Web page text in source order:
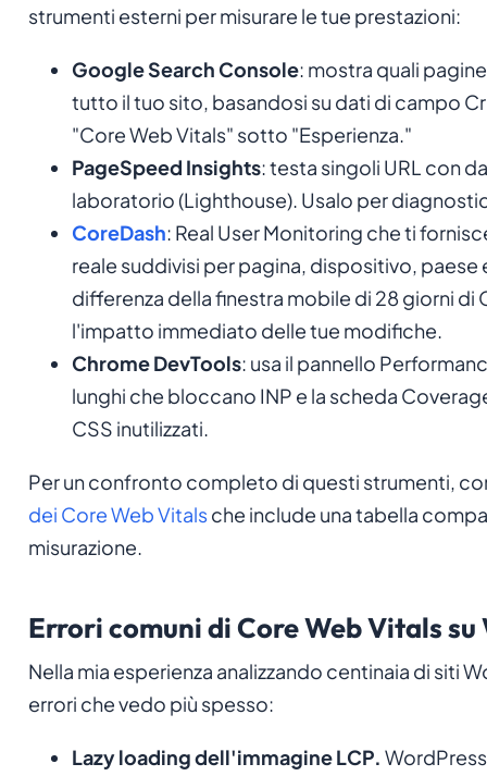
strumenti esterni per misurare le tue prestazioni:
Google Search Console: mostra quali
tutto il tuo sito, basandosi su dati di campo
"Core Web Vitals" sotto "Esperienza."
PageSpeed Insights: testa singoli URL con
laboratorio (Lighthouse). Usalo per
CoreDash: Real User Monitoring che ti
reale suddivisi per pagina, dispositivo, paese
differenza della finestra mobile di 28 giorni di
l'impatto immediato delle tue modifiche.
Chrome DevTools: usa il pannello
lunghi che bloccano INP e la scheda
CSS inutilizzati.
Per un confronto completo di questi strumenti,
dei Core Web Vitalsche include una tabella
misurazione.
Errori comuni di Core Web Vitals su
Nella mia esperienza analizzando centinaia di siti
errori che vedo più spesso:
Lazy loading dell'immagine LCP.